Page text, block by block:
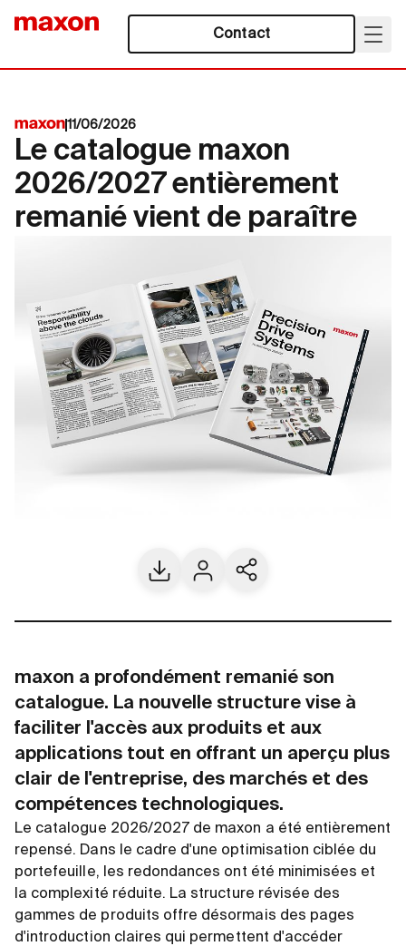
Contact
11/06/2026
Le catalogue maxon
2026/2027 entièrement
remanié vient de paraître
DownloadContactShare current page
maxon a profondément remanié son
catalogue. La nouvelle structure vise à
faciliter l'accès aux produits et aux
applications tout en offrant un aperçu plus
clair de l'entreprise, des marchés et des
compétences technologiques.
Le catalogue 2026/2027 de maxon a été entièrement
repensé. Dans le cadre d'une optimisation ciblée du
portefeuille, les redondances ont été minimisées et
la complexité réduite. La structure révisée des
gammes de produits offre désormais des pages
d'introduction claires qui permettent d'accéder